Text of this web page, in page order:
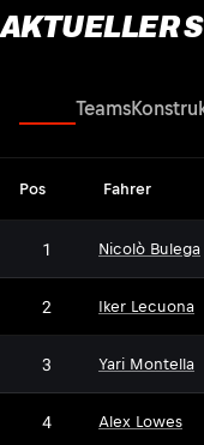
AKTUELLER
Teams
Pos Fahrer
1 Nicolò Bulega
2 Iker Lecuona
3 Yari Montella
4 Alex Lowes